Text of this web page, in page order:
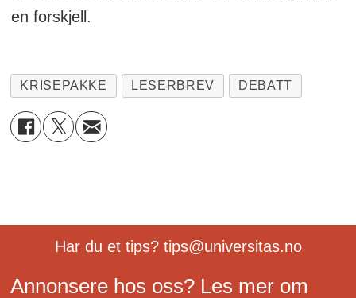
en forskjell.
KRISEPAKKE LESERBREV DEBATT
Har du et tips? tips@universitas.no
Annonsere hos oss? Les mer om